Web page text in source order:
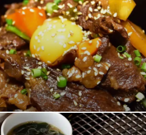
パン食べ放題・サラダ・ドリンク付
物の【牛ホホ肉の赤ワイン煮込
限定で前菜10種ビュッフェ食べ放
お昼からお酒を飲みたいかたにもラ
【自家製ラザニア&パスタのセットランチ】選べる贅沢パスタ
豚盛り合わせ定食』880円（税込）